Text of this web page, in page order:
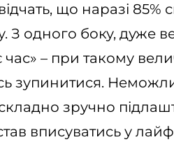
що наразі 85%
З одного боку, дуже
час» – при такому
зупинитися.
зручно
вписуватись у